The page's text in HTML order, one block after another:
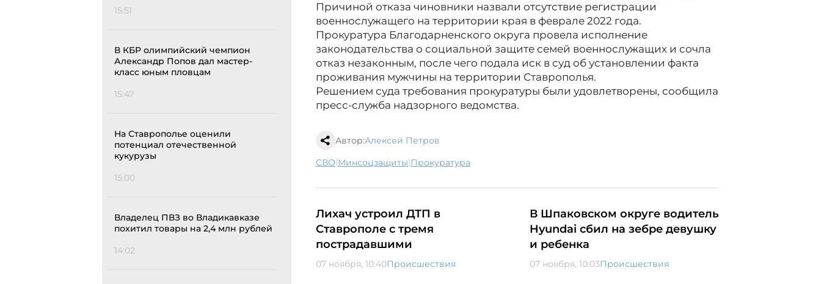
15:51
В КБР олимпийский чемпион
Александр Попов дал мастер-
класс юным пловцам
15:47
На Ставрополье оценили
потенциал отечественной
кукурузы
15:00
Владелец ПВЗ во Владикавказе
похитил товары на 2,4 млн рублей
14:02
Причиной отказа чиновники назвали отсутствие регистрации
военнослужащего на территории края в феврале 2022 года.
Прокуратура Благодарненского округа провела исполнение
законодательства о социальной защите семей военнослужащих и сочла
отказ незаконным, после чего подала иск в суд об установлении факта
проживания мужчины на территории Ставрополья.
Решением суда требования прокуратуры были удовлетворены, сообщила
пресс-служба надзорного ведомства.
Автор:Алексей Петров
СВО| минсоцзащиты| прокуратура
Лихач устроил ДТП в
Ставрополе с тремя
пострадавшими
07 ноября, 10:40Происшествия
В Шпаковском округе водитель
Hyundai сбил на зебре девушку
и ребенка
07 ноября, 10:03Происшествия